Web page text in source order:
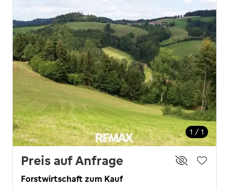
1 / 1
Preis auf Anfrage
Forstwirtschaft zum Kauf